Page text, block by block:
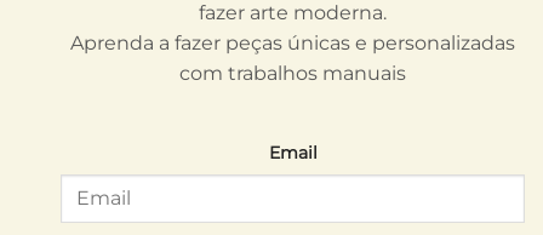
fazer arte moderna.
Aprenda a fazer peças únicas e personalizadas
com trabalhos manuais
Email